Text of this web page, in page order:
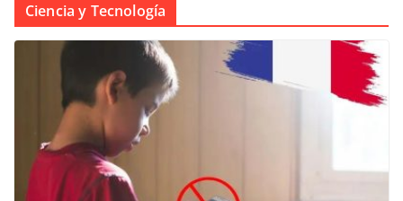
Ciencia y Tecnología